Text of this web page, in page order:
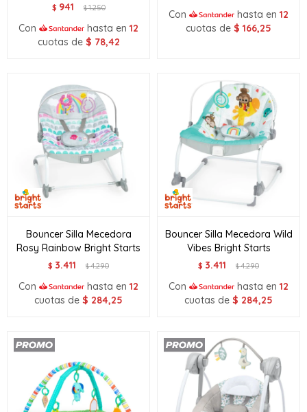
$ 941 $1.250
Con hasta en 12
cuotas de $ 78,42
Con hasta en 12
cuotas de $ 166,25
Bouncer Silla Mecedora
Rosy Rainbow Bright Starts
$ 3.411 $4.290
Con hasta en 12
cuotas de $ 284,25
Bouncer Silla Mecedora Wild
Vibes Bright Starts
$ 3.411 $4.290
Con hasta en 12
cuotas de $ 284,25